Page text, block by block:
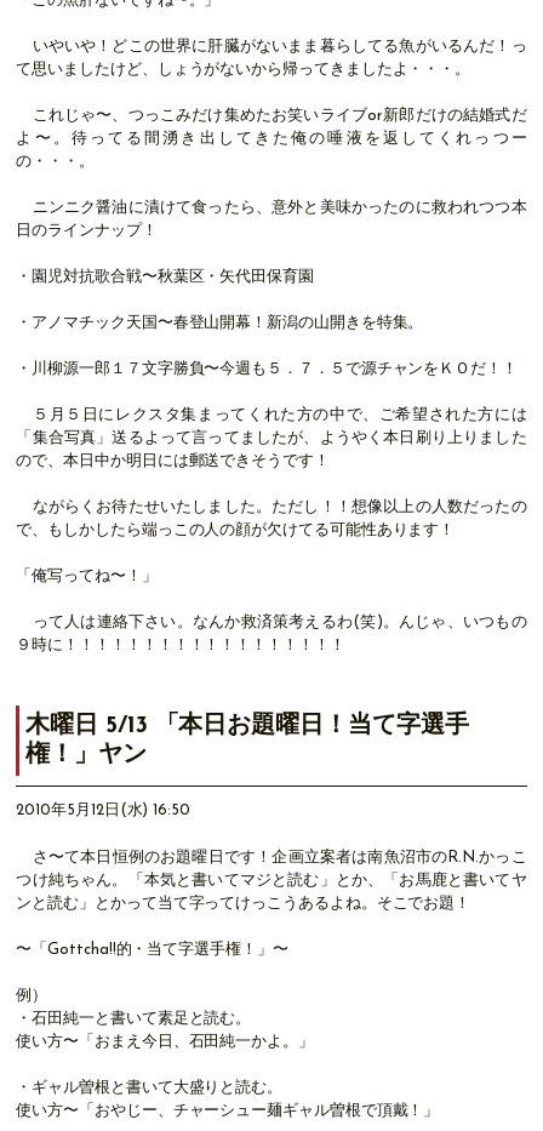
いやいや！どこの世界に肝臓がないまま暮らしてる魚がいるんだ！っ
て思いましたけど、しょうがないから帰ってきましたよ・・・。
これじゃ〜、つっこみだけ集めたお笑いライブor新郎だけの結婚式だ
よ〜。待ってる間湧き出してきた俺の唾液を返してくれっつー
の・・・。
ニンニク醤油に漬けて食ったら、意外と美味かったのに救われつつ本
日のラインナップ！
・園児対抗歌合戦〜秋葉区・矢代田保育園
・アノマチック天国〜春登山開幕！新潟の山開きを特集。
・川柳源一郎１７文字勝負〜今週も５．７．５で源チャンをＫＯだ！！
５月５日にレクスタ集まってくれた方の中で、ご希望された方には
「集合写真」送るよって言ってましたが、ようやく本日刷り上りました
ので、本日中か明日には郵送できそうです！
ながらくお待たせいたしました。ただし！！想像以上の人数だったの
で、もしかしたら端っこの人の顔が欠けてる可能性あります！
「俺写ってね〜！」
って人は連絡下さい。なんか救済策考えるわ(笑)。んじゃ、いつもの
９時に！！！！！！！！！！！！！！！！！！
木曜日 5/13 「本日お題曜日！当て字選手
権！」ヤン
2010年5月12日(水) 16:50
さ〜て本日恒例のお題曜日です！企画立案者は南魚沼市のR.N.かっこ
つけ純ちゃん。「本気と書いてマジと読む」とか、「お馬鹿と書いてヤ
ンと読む」とかって当て字ってけっこうあるよね。そこでお題！
〜「Gottcha!!的・当て字選手権！」〜
例）
・石田純一と書いて素足と読む。
使い方〜「おまえ今日、石田純一かよ。」
・ギャル曽根と書いて大盛りと読む。
使い方〜「おやじー、チャーシュー麺ギャル曽根で頂戴！」